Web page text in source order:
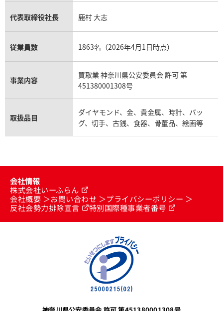
代表取締役社長 鹿村 大志
従業員数 1863名（2026年4月1日時点）
事業内容
買取業 神奈川県公安委員会 許可 第
451380001308号
取扱品目
ダイヤモンド、金、貴金属、時計、バッ
グ、切手、古銭、食器、骨董品、絵画等
会社情報
株式会社いーふらん
会社概要
お問い合わせ
プライバシーポリシー
反社会勢力排除宣言
特別国際種事業者番号